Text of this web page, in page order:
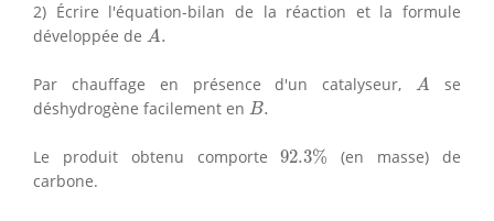
2) Écrire l'équation-bilan de la réaction et la formule
développée de A.
A
Par chauffage en présence d'un catalyseur,A
A
se
déshydrogène facilement en B.
B.
Le produit obtenu comporte92.3%
92.3%
(en masse) de
carbone.